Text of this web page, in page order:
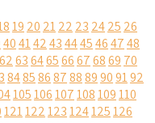
19 20 2122 23 2425 26
404142434445464748
6263646566676869 70
848586878889909192
105106107108109110
121122123124125126